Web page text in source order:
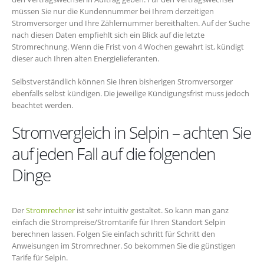
müssen Sie nur die Kundennummer bei Ihrem derzeitigen
Stromversorger und Ihre Zählernummer bereithalten. Auf der Suche
nach diesen Daten empfiehlt sich ein Blick auf die letzte
Stromrechnung. Wenn die Frist von 4 Wochen gewahrt ist, kündigt
dieser auch Ihren alten Energielieferanten.
Selbstverständlich können Sie Ihren bisherigen Stromversorger
ebenfalls selbst kündigen. Die jeweilige Kündigungsfrist muss jedoch
beachtet werden.
Stromvergleich in Selpin – achten Sie
auf jeden Fall auf die folgenden
Dinge
DerStromrechner ist sehr intuitiv gestaltet. So kann man ganz
einfach die Strompreise/Stromtarife für Ihren Standort Selpin
berechnen lassen. Folgen Sie einfach schritt für Schritt den
Anweisungen im Stromrechner. So bekommen Sie die günstigen
Tarife für Selpin.